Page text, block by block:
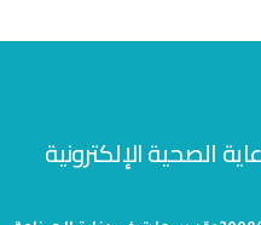
الصحية الإلكترونية